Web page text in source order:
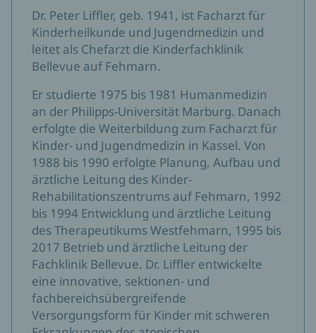
Dr. Peter Liffler, geb. 1941, ist Facharzt für
Kinderheilkunde und Jugendmedizin und
leitet als Chefarzt die Kinderfachklinik
Bellevue auf Fehmarn.
Er studierte 1975 bis 1981 Humanmedizin
an der Philipps-Universität Marburg. Danach
erfolgte die Weiterbildung zum Facharzt für
Kinder- und Jugendmedizin in Kassel. Von
1988 bis 1990 erfolgte Planung, Aufbau und
ärztliche Leitung des Kinder-
Rehabilitationszentrums auf Fehmarn, 1992
bis 1994 Entwicklung und ärztliche Leitung
des Therapeutikums Westfehmarn, 1995 bis
2017 Betrieb und ärztliche Leitung der
Fachklinik Bellevue. Dr. Liffler entwickelte
eine innovative, sektionen- und
fachbereichsübergreifende
Versorgungsform für Kinder mit schweren